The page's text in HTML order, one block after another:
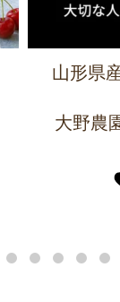
山形県
大野農